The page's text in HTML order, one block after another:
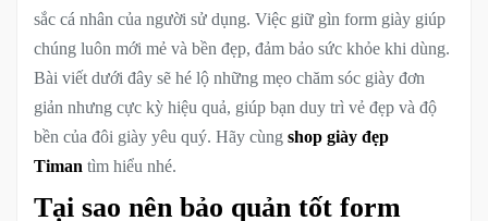
sắc cá nhân của người sử dụng. Việc giữ gìn form giày giúp
chúng luôn mới mẻ và bền đẹp, đảm bảo sức khỏe khi dùng.
Bài viết dưới đây sẽ hé lộ những mẹo chăm sóc giày đơn
giản nhưng cực kỳ hiệu quả, giúp bạn duy trì vẻ đẹp và độ
bền của đôi giày yêu quý. Hãy cùng shop giày đẹp
Timan tìm hiểu nhé.
Tại sao nên bảo quản tốt form